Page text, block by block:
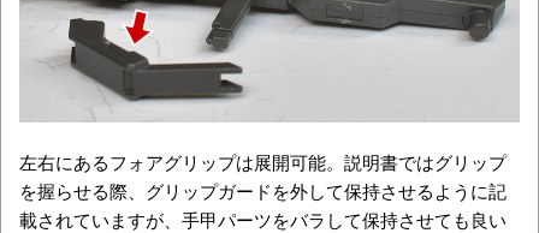
左右にあるフォアグリップは展開可能。説明書ではグリップ
を握らせる際、グリップガードを外して保持させるように記
載されていますが、手甲パーツをバラして保持させても良い